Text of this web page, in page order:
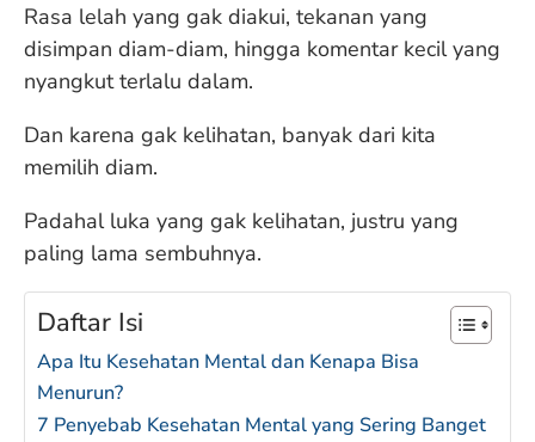
Rasa lelah yang gak diakui, tekanan yang
disimpan diam-diam, hingga komentar kecil yang
nyangkut terlalu dalam.
Dan karena gak kelihatan, banyak dari kita
memilih diam.
Padahal luka yang gak kelihatan, justru yang
paling lama sembuhnya.
Daftar Isi
Apa Itu Kesehatan Mental dan Kenapa Bisa
Menurun?
7 Penyebab Kesehatan Mental yang Sering Banget